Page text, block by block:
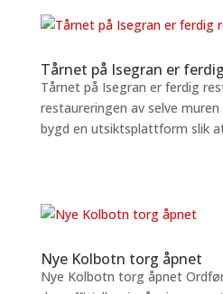
Tårnet på Isegran er
Tårnet på Isegran er ferdig
restaureringen av selve
bygd en utsiktsplattform slik
Nye Kolbotn torg åpnet
Nye Kolbotn torg åpnet